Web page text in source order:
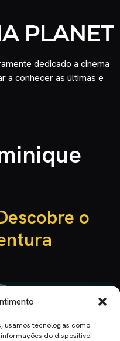
usamos tecnologias como
do dispositivo.
dedicado a cinema
a conhecer as últimas e
o